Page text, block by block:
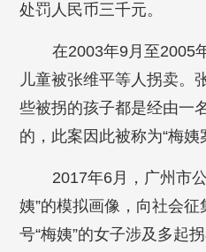
处罚人民币三千元。
在2003年9月至2005
儿童被张维平等人拐卖。
些被拐的孩子都是经由一
的，此案因此被称为“梅姨
2017年6月，广州市
姨”的模拟画像，向社会
号“梅姨”的女子涉及多起